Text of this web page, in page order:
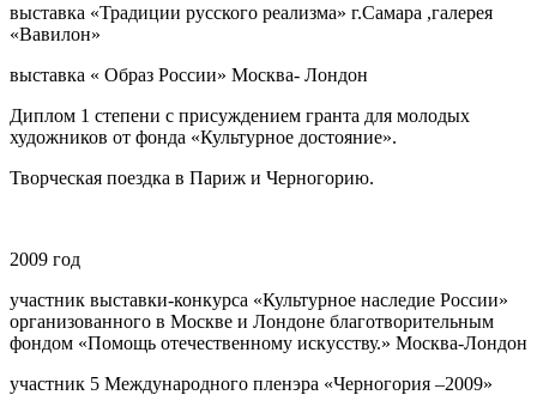
выставка «Традиции русского реализма» г.Самара ,галерея
«Вавилон»
выставка « Образ России» Москва- Лондон
Диплом 1 степени с присуждением гранта для молодых
художников от фонда «Культурное достояние».
Творческая поездка в Париж и Черногорию.
2009 год
участник выставки-конкурса «Культурное наследие России»
организованного в Москве и Лондоне благотворительным
фондом «Помощь отечественному искусству.» Москва-Лондон
участник 5 Международного пленэра «Черногория –2009»